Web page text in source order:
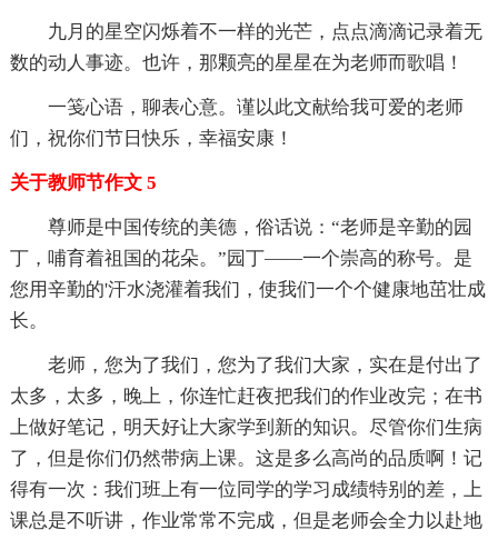
九月的星空闪烁着不一样的光芒，点点滴滴记录着无
数的动人事迹。也许，那颗亮的星星在为老师而歌唱！
一笺心语，聊表心意。谨以此文献给我可爱的老师
们，祝你们节日快乐，幸福安康！
关于教师节作文 5
尊师是中国传统的美德，俗话说：“老师是辛勤的园
丁，哺育着祖国的花朵。”园丁——一个崇高的称号。是
您用辛勤的'汗水浇灌着我们，使我们一个个健康地茁壮成
长。
老师，您为了我们，您为了我们大家，实在是付出了
太多，太多，晚上，你连忙赶夜把我们的作业改完；在书
上做好笔记，明天好让大家学到新的知识。尽管你们生病
了，但是你们仍然带病上课。这是多么高尚的品质啊！记
得有一次：我们班上有一位同学的学习成绩特别的差，上
课总是不听讲，作业常常不完成，但是老师会全力以赴地